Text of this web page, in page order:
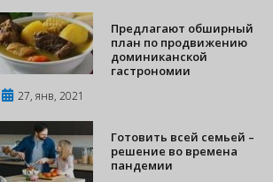
Предлагают обширный
план по продвижению
доминиканской
гастрономии
27, янв, 2021
Готовить всей семьей –
решение во времена
пандемии